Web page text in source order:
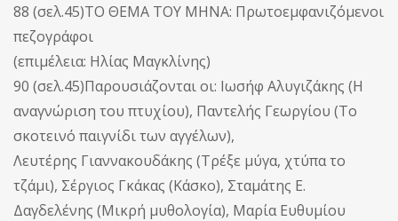
88 (σελ.45)ΤΟ ΘΕΜΑ ΤΟΥ ΜΗΝΑ: Πρωτοεμφανιζόμενοι
πεζογράφοι
(επιμέλεια: Ηλίας Μαγκλίνης)
90 (σελ.45)Παρουσιάζονται οι: Ιωσήφ Αλυγιζάκης (Η
αναγνώριση του πτυχίου), Παντελής Γεωργίου (Το
σκοτεινό παιγνίδι των αγγέλων),
Λευτέρης Γιαννακουδάκης (Τρέξε μύγα, χτύπα το
τζάμι), Σέργιος Γκάκας (Κάσκο), Σταμάτης Ε.
Δαγδελένης (Μικρή μυθολογία), Μαρία Ευθυμίου